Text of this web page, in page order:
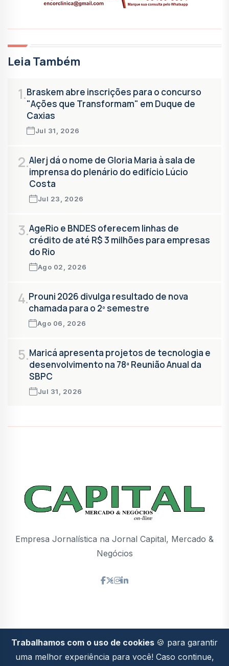
Leia Também
1.Braskem abre inscrições para o concurso
"Ações que Transformam" em Duque de
Caxias
Jul 31, 2026
2.Alerj dá o nome de Gloria Maria à sala de
imprensa do plenário do edifício Lúcio
Costa
Jul 23, 2026
3.AgeRio e BNDES oferecem linhas de
crédito de até R$ 3 milhões para empresas
do Rio
Ago 02, 2026
4.Prouni 2026 divulga resultado de nova
chamada para o 2º semestre
Ago 06, 2026
5.Maricá apresenta projetos de tecnologia e
desenvolvimento na 78ª Reunião Anual da
SBPC
Jul 31, 2026
Empresa Jornalística na Jornal Capital, Mercado &
Negócios
Politica de
Privacidade
2026© Todos os direitos
reservados
Trabalhamos com o uso de cookies 🍪 para garantir
uma melhor experiência para você! Caso continue,